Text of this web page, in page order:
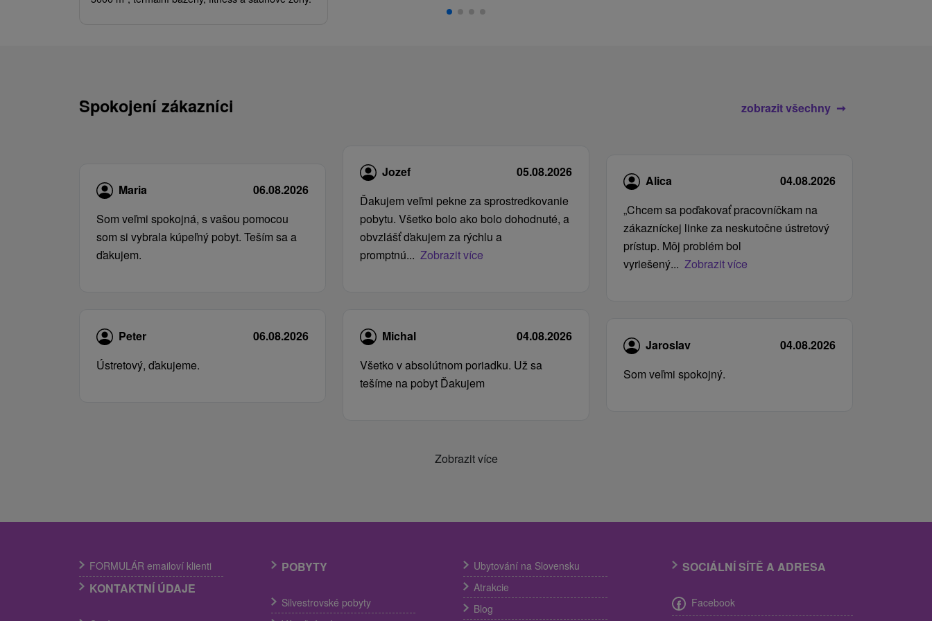
Spokojení zákazníci zobrazit všechny
Maria
06.08.2026
Som veľmi spokojná, s vašou pomocou
som si vybrala kúpeľný pobyt. Teším sa a
ďakujem.
Peter
06.08.2026
Ústretový, ďakujeme.
Jozef
05.08.2026
Ďakujem veľmi pekne za sprostredkovanie
pobytu. Všetko bolo ako bolo dohodnuté, a
obvzlášť ďakujem za rýchlu a
promptnú... Zobrazit více
Michal
04.08.2026
Všetko v absolútnom poriadku. Už sa
tešíme na pobyt Ďakujem
Alica
04.08.2026
„Chcem sa poďakovať pracovníčkam na
zákazníckej linke za neskutočne ústretový
prístup. Môj problém bol
vyriešený... Zobrazit více
Jaroslav
04.08.2026
Som veľmi spokojný.
Zobrazit více
FORMULÁR emailoví klienti
KONTAKTNÍ ÚDAJE
POBYTY
Silvestrovské pobyty
Ubytování na Slovensku
Atrakcie
Blog
SOCIÁLNÍ SÍTĚ A ADRESA
Facebook